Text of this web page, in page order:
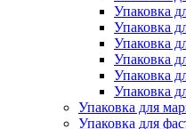
Упаковка
Упаковка
Упаковка
Упаковка
Упаковка
Упаковка
Упаковка для
Упаковка для